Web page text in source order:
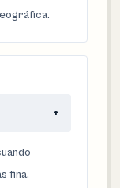
+
fina.